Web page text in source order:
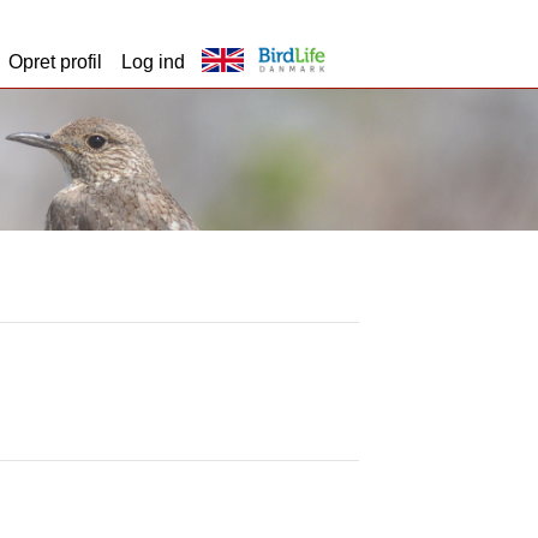
Opret profil Log ind